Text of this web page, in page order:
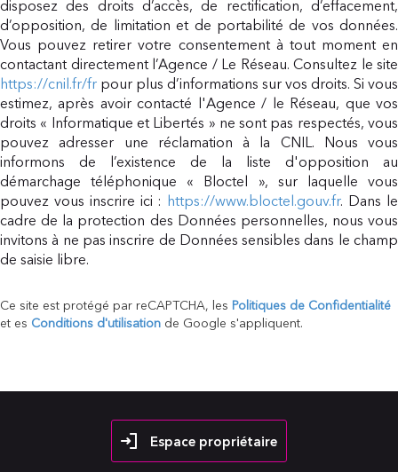
disposez des droits d’accès, de rectification, d’effacement,
d’opposition, de limitation et de portabilité de vos données.
Vous pouvez retirer votre consentement à tout moment en
contactant directement l’Agence / Le Réseau. Consultez le site
https://cnil.fr/fr pour plus d’informations sur vos droits. Si vous
estimez, après avoir contacté l'Agence / le Réseau, que vos
droits « Informatique et Libertés » ne sont pas respectés, vous
pouvez adresser une réclamation à la CNIL. Nous vous
informons de l’existence de la liste d'opposition au
démarchage téléphonique « Bloctel », sur laquelle vous
pouvez vous inscrire ici : https://www.bloctel.gouv.fr. Dans le
cadre de la protection des Données personnelles, nous vous
invitons à ne pas inscrire de Données sensibles dans le champ
de saisie libre.
Ce site est protégé par reCAPTCHA, les Politiques de Confidentialité
et es Conditions d'utilisation de Google s'appliquent.
Espace propriétaire